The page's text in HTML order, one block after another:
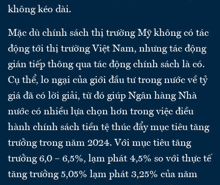
không kéo dài.
Mặc dù chính sách thị trường Mỹ không có tác
động tới thị trường Việt Nam, nhưng tác động
gián tiếp thông qua tác động chính sách là có.
Cụ thể, lo ngại của giới đầu tư trong nước về tỷ
giá đã có lời giải, từ đó giúp Ngân hàng Nhà
nước có nhiều lựa chọn hơn trong việc điều
hành chính sách tiền tệ thúc đẩy mục tiêu tăng
trưởng trong năm 2024. Với mục tiêu tăng
trưởng 6,0 – 6,5%, lạm phát 4,5% so với thực tế
tăng trưởng 5,05% lạm phát 3,25% của năm